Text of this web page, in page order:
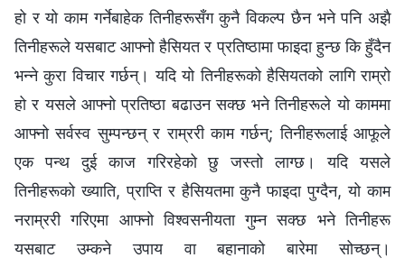
हो र यो काम गर्नेबाहेक तिनीहरूसँग कुनै विकल्‍प छैन भने पनि अझै
तिनीहरूले यसबाट आफ्नो हैसियत र प्रतिष्ठामा फाइदा हुन्छ कि हुँदैन
भन्‍ने कुरा विचार गर्छन्। यदि यो तिनीहरूको हैसियतको लागि राम्रो
हो र यसले आफ्नो प्रतिष्ठा बढाउन सक्छ भने तिनीहरूले यो काममा
आफ्‍नो सर्वस्व सुम्पन्छन् र राम्ररी काम गर्छन्; तिनीहरूलाई आफूले
एक पन्थ दुई काज गरिरहेको छु जस्तो लाग्छ। यदि यसले
तिनीहरूको ख्याति, प्राप्ति र हैसियतमा कुनै फाइदा पुग्दैन, यो काम
नराम्ररी गरिएमा आफ्नो विश्‍वसनीयता गुम्‍न सक्छ भने तिनीहरू
यसबाट उम्‍कने उपाय वा बहानाको बारेमा सोच्छन्।